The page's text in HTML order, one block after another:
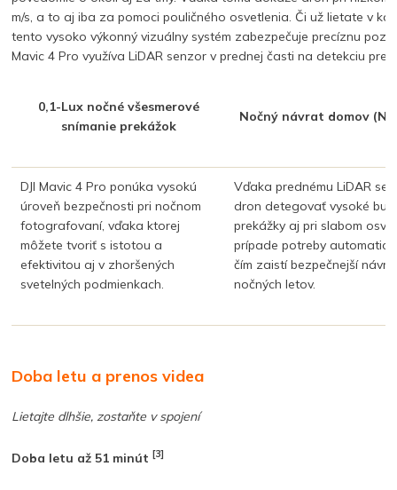
m/s, a to aj iba za pomoci pouličného osvetlenia. Či už lietate v
tento vysoko výkonný vizuálny systém zabezpečuje precíznu
Mavic 4 Pro využíva LiDAR senzor v prednej časti na detekciu
0,1-Lux nočné všesmerové
snímanie prekážok
Nočný návrat domov
DJI Mavic 4 Pro ponúka vysokú
úroveň bezpečnosti pri nočnom
fotografovaní, vďaka ktorej
môžete tvoriť s istotou a
efektivitou aj v zhoršených
svetelných podmienkach.
Vďaka prednému LiDAR
dron detegovať vysoké
prekážky aj pri slabom
prípade potreby
čím zaistí bezpečnejší
nočných letov.
Doba letu a prenos videa
Lietajte dlhšie, zostaňte v spojení
Doba letu až 51 minút [3]